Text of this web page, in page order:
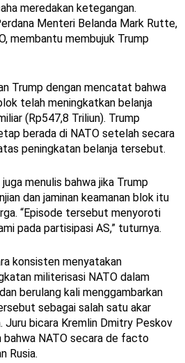
meredakan ketegangan.
Menteri Belanda Mark Rutte,
membantu membujuk Trump
Trump dengan mencatat bahwa
telah meningkatkan belanja
(Rp547,8 Triliun). Trump
berada di NATO setelah secara
peningkatan belanja tersebut.
menulis bahwa jika Trump
dan jaminan keamanan blok itu
“Episode tersebut menyoroti
pada partisipasi AS,” tuturnya.
konsisten menyatakan
militerisasi NATO dalam
berulang kali menggambarkan
sebagai salah satu akar
Juru bicara Kremlin Dmitry Peskov
bahwa NATO secara de facto
Rusia.